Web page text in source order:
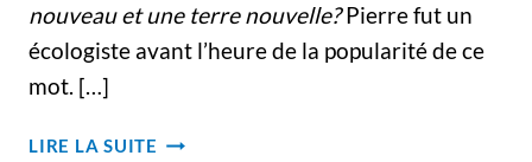
nouveau et une terre nouvelle?Pierre fut un
écologiste avant l’heure de la popularité de ce
mot. […]
LIRE LA SUITE FUNÉRAILLES